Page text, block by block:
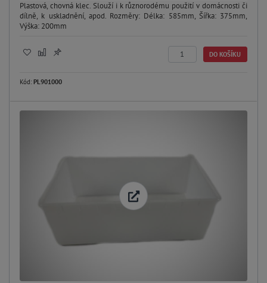
Plastová, chovná klec. Slouží i k různorodému použití v domácnosti či
dílně, k uskladnění, apod. Rozměry: Délka: 585mm, Šířka: 375mm,
Výška: 200mm
DO KOŠÍKU
Kód: PL901000